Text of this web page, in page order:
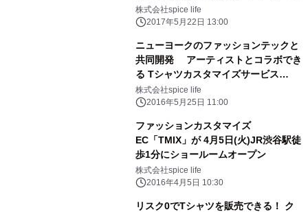
テーマはゴッホ
株式会社spice life
2017年5月22日 13:00
ニューヨークのファッションテックと
共同開発 アーティストとコラボでき
る Tシャツカスタマイズサービス
Disco Curly Friesを 株式会社spice
lifeがローンチ
株式会社spice life
2016年5月25日 11:00
ファッションカスタマイズ
EC「TMIX」が 4月5日(火)JR渋谷駅徒
歩1分にショールームオープン
株式会社spice life
2016年4月5日 10:30
リスク0でTシャツを販売できる！ ク